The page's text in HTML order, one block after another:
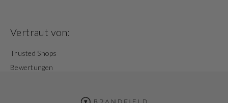
Vertraut von:
Trusted Shops
Bewertungen